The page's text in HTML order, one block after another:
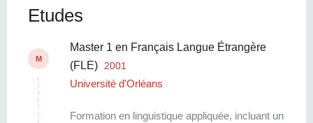
Etudes
M
Master 1 en Français Langue Étrangère
(FLE)
2001
Université d'Orléans
Formation en linguistique appliquée, incluant un